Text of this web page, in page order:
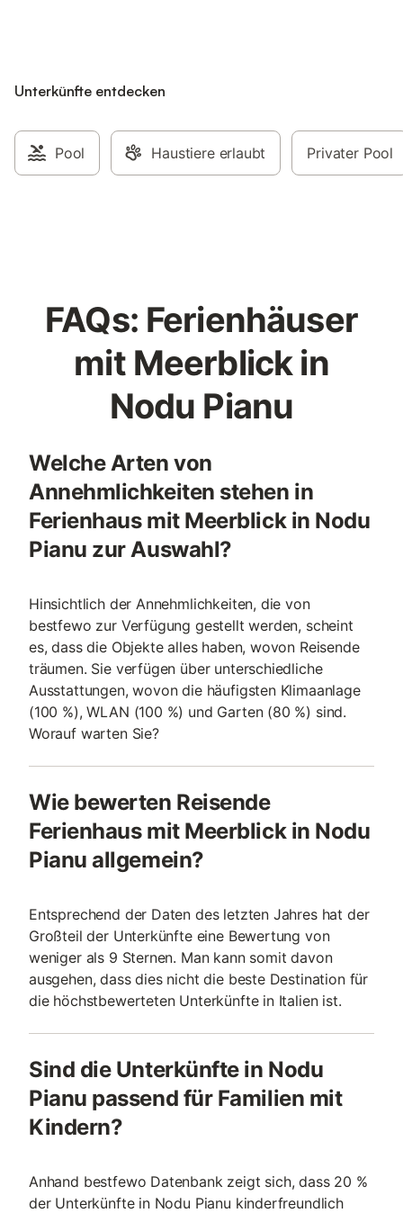
Unterkünfte entdecken
Pool Haustiere erlaubt Privater Pool
FAQs: Ferienhäuser
mit Meerblick in
Nodu Pianu
Welche Arten von
Annehmlichkeiten stehen in
Ferienhaus mit Meerblick in Nodu
Pianu zur Auswahl?
Hinsichtlich der Annehmlichkeiten, die von
bestfewo zur Verfügung gestellt werden, scheint
es, dass die Objekte alles haben, wovon Reisende
träumen. Sie verfügen über unterschiedliche
Ausstattungen, wovon die häufigsten Klimaanlage
(100 %), WLAN (100 %) und Garten (80 %) sind.
Worauf warten Sie?
Wie bewerten Reisende
Ferienhaus mit Meerblick in Nodu
Pianu allgemein?
Entsprechend der Daten des letzten Jahres hat der
Großteil der Unterkünfte eine Bewertung von
weniger als 9 Sternen. Man kann somit davon
ausgehen, dass dies nicht die beste Destination für
die höchstbewerteten Unterkünfte in Italien ist.
Sind die Unterkünfte in Nodu
Pianu passend für Familien mit
Kindern?
Anhand bestfewo Datenbank zeigt sich, dass 20 %
der Unterkünfte in Nodu Pianu kinderfreundlich